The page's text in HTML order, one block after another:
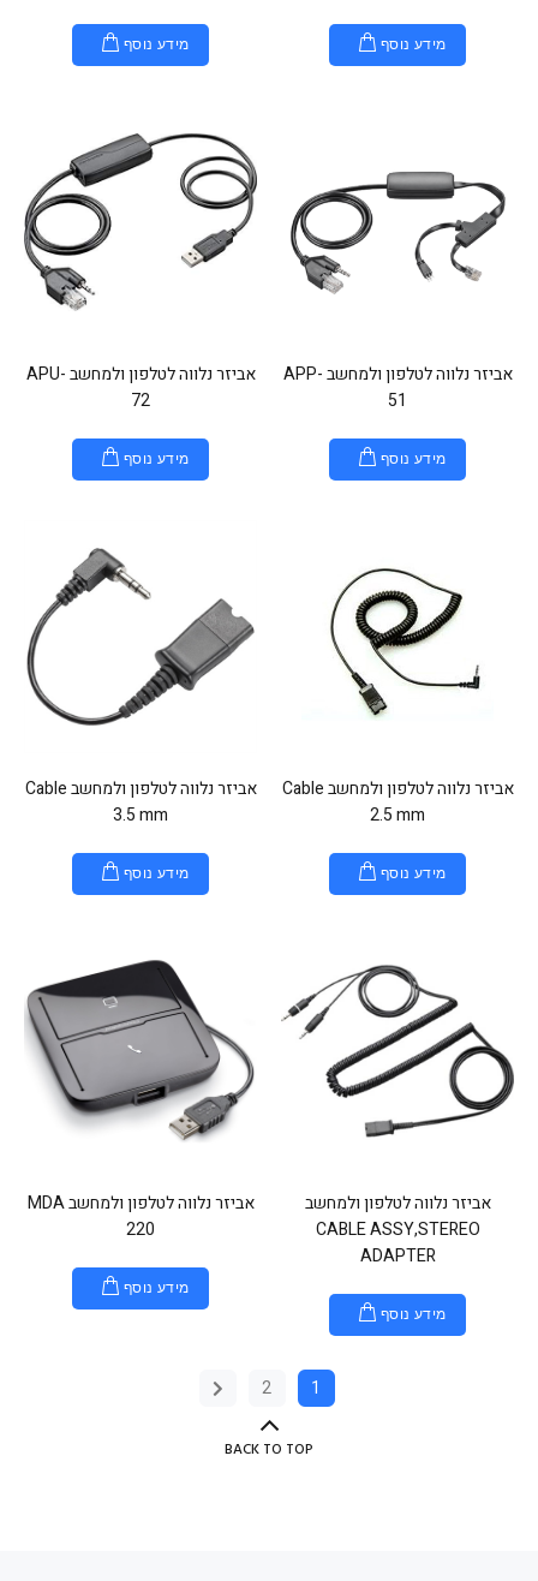
מידע נוסף מידע נוסף
אביזר נלווה לטלפון ולמחשב APP-
51
מידע נוסף
אביזר נלווה לטלפון ולמחשב APU-
72
מידע נוסף
אביזר נלווה לטלפון ולמחשב Cable
2.5 mm
מידע נוסף
אביזר נלווה לטלפון ולמחשב Cable
3.5 mm
מידע נוסף
אביזר נלווה לטלפון ולמחשב
CABLE ASSY,STEREO
ADAPTER
מידע נוסף
אביזר נלווה לטלפון ולמחשב MDA
220
מידע נוסף
1
2
BACK TO TOP